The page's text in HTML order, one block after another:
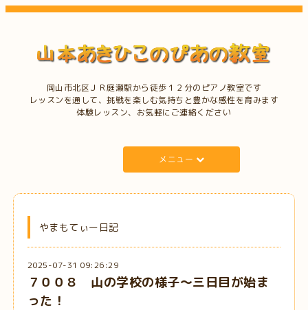
岡山市北区ＪＲ庭瀬駅から徒歩１２分のピアノ教室です
レッスンを通して、挑戦を楽しむ気持ちと豊かな感性を育みます
体験レッスン、お気軽にご連絡ください
メニュー
やまもてぃー日記
2025-07-31 09:26:29
７００８ 山の学校の様子～三日目が始ま
った！